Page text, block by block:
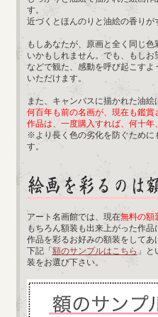
す。
近づくとほんのりと油絵の香りが
もしあなたが、原画と全く同じ
いかもしれません。でも、もし
などで観た、感動を呼び起こす
いただけます。
また、キャンバスに描かれた油絵
何百年も前の名画が、現在も鑑
作品は、一度購入すれば、何十年
※より長く色の劣化を防ぐために
す。
アート名画館では、現在無料の額
もちろん額装も出来上がった作品
作品を彩るお好みの額装をしてあ
下記「 額のサンプルはこちら 」
装をお選び下さい。